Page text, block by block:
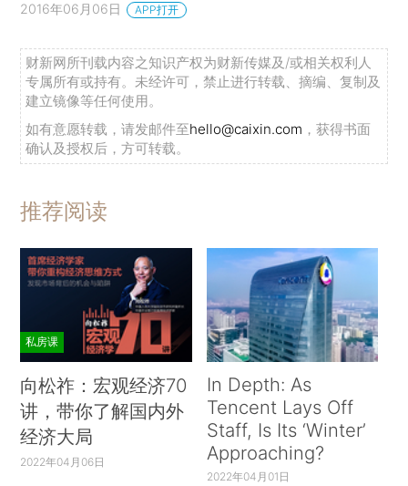
2016年06月06日 APP打开
财新网所刊载内容之知识产权为财新传媒及/或相关权利人
专属所有或持有。未经许可，禁止进行转载、摘编、复制及
建立镜像等任何使用。
如有意愿转载，请发邮件至hello@caixin.com ，获得书面
确认及授权后，方可转载。
推荐阅读
私房课
向松祚：宏观经济70
讲，带你了解国内外
经济大局
2022年04月06日
In Depth: As
Tencent Lays Off
Staff, Is Its ‘Winter’
Approaching?
2022年04月01日